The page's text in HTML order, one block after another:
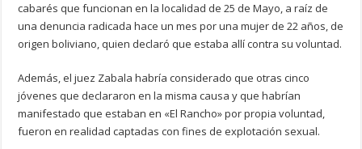
cabarés que funcionan en la localidad de 25 de Mayo, a raíz de
una denuncia radicada hace un mes por una mujer de 22 años, de
origen boliviano, quien declaró que estaba allí contra su voluntad.
Además, el juez Zabala habría considerado que otras cinco
jóvenes que declararon en la misma causa y que habrían
manifestado que estaban en «El Rancho» por propia voluntad,
fueron en realidad captadas con fines de explotación sexual.